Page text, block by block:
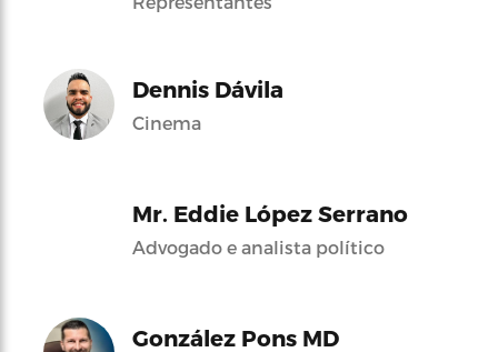
Dennis Dávila
Cinema
Mr. Eddie López Serrano
Advogado e analista político
González Pons MD